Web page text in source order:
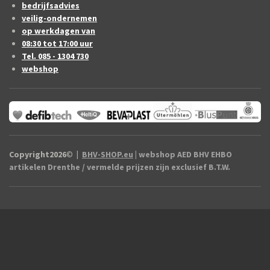
bedrijfsadvies
veilig-ondernemen
op werkdagen van
08:30 tot 17:00 uur
Tel. 085 - 1304 730
webshop
Copyright2026© | BHV-SHOP.eu | webshop AED BHV EHBO
artikelen Drenthe / vermelde prijzen zijn exclusief B.T.W.